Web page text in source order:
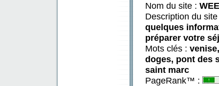
Nom du site :
Description du
quelques
préparer votre
Mots clés :
doges, pont des
saint marc
PageRank™ :